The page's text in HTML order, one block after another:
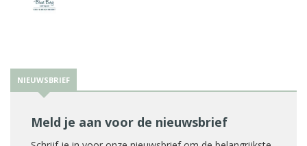
NIEUWSBRIEF
Meld je aan voor de nieuwsbrief